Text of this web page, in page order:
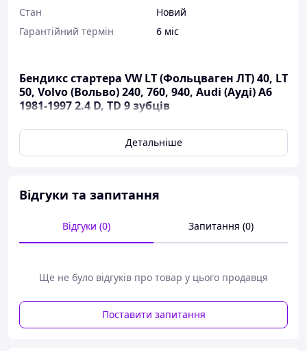
Стан
Новий
Гарантійний термін
6 міс
Бендикс стартера VW LT (Фольцваген ЛТ) 40, LT
50, Volvo (Вольво) 240, 760, 940, Audi (Ауді) A6
1981-1997 2.4 D, TD 9 зубців
Детальніше
Відгуки та запитання
Відгуки (0) Запитання (0)
Ще не було відгуків про товар у цього продавця
Поставити запитання